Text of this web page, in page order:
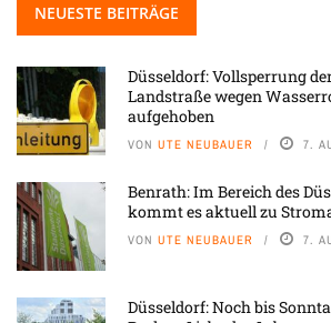
NEUESTE BEITRÄGE
Düsseldorf: Vollsperrung
Landstraße wegen
aufgehoben
VON UTE NEUBAUER 7.
Benrath: Im Bereich des
kommt es aktuell zu
VON UTE NEUBAUER 7.
Düsseldorf: Noch bis